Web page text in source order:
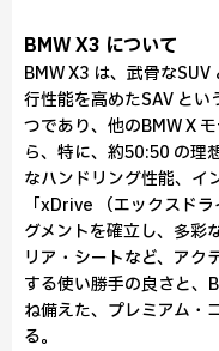
BMW X3 について
BMW X3 は、武骨な
行性能を高めたSAV と
つであり、他のBMW X
ら、特に、約50:50 の理
なハンドリング性能、イ
「xDrive （エックスド
グメントを確立し、多彩
リア・シートなど、アク
する使い勝手の良さと、
ね備えた、プレミアム・
る。